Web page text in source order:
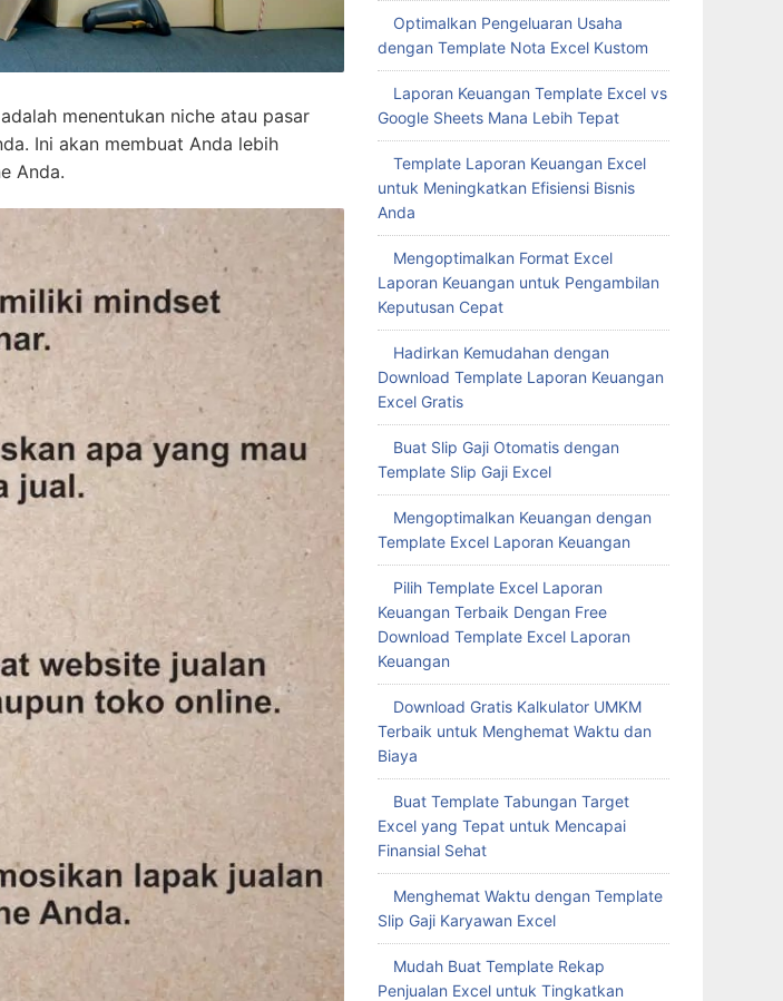
menentukan niche atau pasar
Ini akan membuat Anda lebih
Anda.
Optimalkan Pengeluaran Usaha
dengan Template Nota Excel Kustom
Laporan Keuangan Template Excel vs
Google Sheets Mana Lebih Tepat
Template Laporan Keuangan Excel
untuk Meningkatkan Efisiensi Bisnis
Anda
Mengoptimalkan Format Excel
Laporan Keuangan untuk Pengambilan
Keputusan Cepat
Hadirkan Kemudahan dengan
Download Template Laporan Keuangan
Excel Gratis
Buat Slip Gaji Otomatis dengan
Template Slip Gaji Excel
Mengoptimalkan Keuangan dengan
Template Excel Laporan Keuangan
Pilih Template Excel Laporan
Keuangan Terbaik Dengan Free
Download Template Excel Laporan
Keuangan
Download Gratis Kalkulator UMKM
Terbaik untuk Menghemat Waktu dan
Biaya
Buat Template Tabungan Target
Excel yang Tepat untuk Mencapai
Finansial Sehat
Menghemat Waktu dengan Template
Slip Gaji Karyawan Excel
Mudah Buat Template Rekap
Penjualan Excel untuk Tingkatkan